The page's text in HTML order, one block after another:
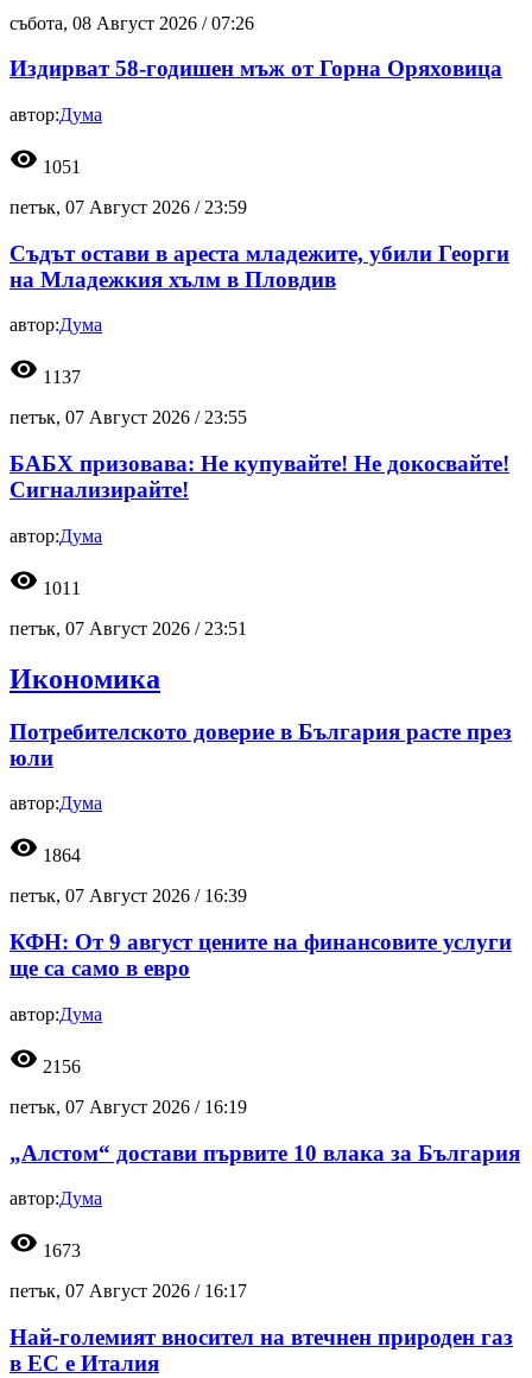
събота, 08 Август 2026 /07:26
Издирват 58-годишен мъж от Горна Оряховица
автор:Дума
visibility 1051
петък, 07 Август 2026 / 23:59
Съдът остави в ареста младежите, убили Георги
на Младежкия хълм в Пловдив
автор:Дума
visibility 1137
петък, 07 Август 2026 /23:55
БАБХ призовава: Не купувайте! Не докосвайте!
Сигнализирайте!
автор:Дума
visibility 1011
петък, 07 Август 2026 / 23:51
Икономика
Потребителското доверие в България расте през
юли
автор:Дума
visibility 1864
петък, 07 Август 2026 / 16:39
КФН: От 9 август цените на финансовите услуги
ще са само в евро
автор:Дума
visibility 2156
петък, 07 Август 2026 / 16:19
„Алстом“ достави първите 10 влака за България
автор:Дума
visibility 1673
петък, 07 Август 2026 / 16:17
Най-големият вносител на втечнен природен газ
в ЕС е Италия